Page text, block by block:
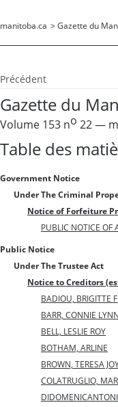
manitoba.ca > Gazette du
Précédent
Gazette du
Volume 153 no 22 —
Table des
Government Notice
Under The Criminal
Notice of Forfeiture
PUBLIC NOTICE OF
Public Notice
Under The Trustee Act
Notice to Creditors
BADIOU, BRIGITTE
BARR, CONNIE LYNN
BELL, LESLIE ROY
BOTHAM, ARLINE
BROWN, TERESA
COLATRUGLIO,